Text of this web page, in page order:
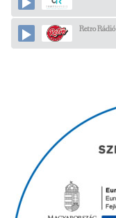
Retro Rádió